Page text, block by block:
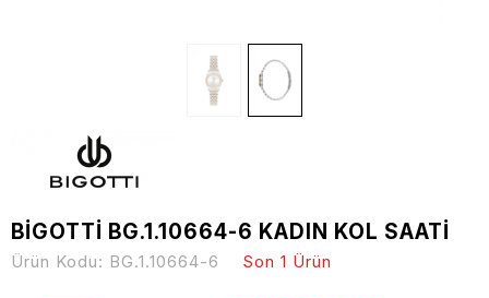
BİGOTTİ BG.1.10664-6 KADIN KOL SAATİ
Ürün Kodu: BG.1.10664-6 Son 1 Ürün